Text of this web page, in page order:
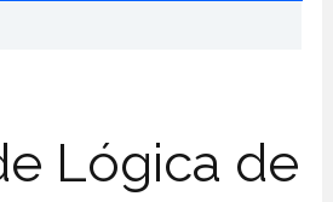
Lógica de